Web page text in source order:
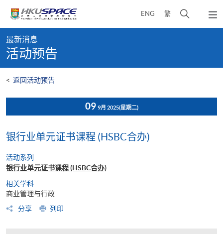
content
ENG 繁
开
弹
出
content
start
最新消息
活动预告
< 返回活动预告
09 9月 2025(星期二)
银行业单元证书课程 (HSBC合办)
活动系列
银行业单元证书课程 (HSBC合办)
相关学科
商业管理与行政
分享
列印